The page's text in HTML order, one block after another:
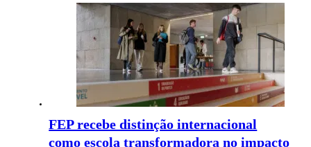
FEP recebe distinção internacional
como escola transformadora no impacto